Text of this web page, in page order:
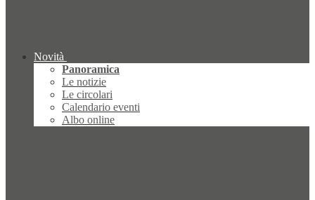
Novità
Panoramica
Le notizie
Le circolari
Calendario eventi
Albo online